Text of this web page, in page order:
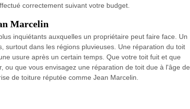
correctement suivant votre budget.
Marcelin
inquiétants auxquelles un propriétaire peut faire face. Un
surtout dans les régions pluvieuses. Une réparation du toit
usure après un certain temps. Que votre toit fuit et que
ou que vous envisagez une réparation de toit due à l'âge de
de toiture réputée comme Jean Marcelin.